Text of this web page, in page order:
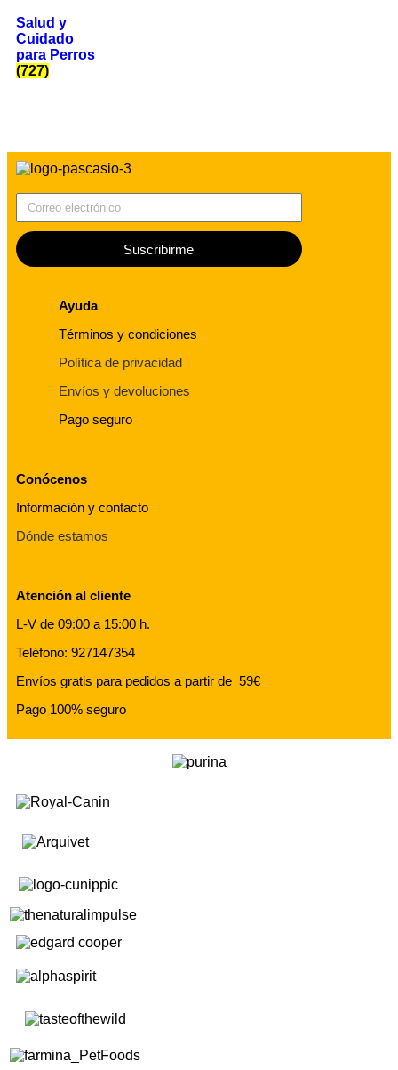
Salud y
Cuidado
para Perros
(727)
Suscribirme
Ayuda
Términos y condiciones
Política de privacidad
Envíos y devoluciones
Pago seguro
Conócenos
Información y contacto
Dónde estamos
Atención al cliente
L-V de 09:00 a 15:00 h.
Teléfono: 927147354
Envíos gratis para pedidos a partir de 59€
Pago 100% seguro